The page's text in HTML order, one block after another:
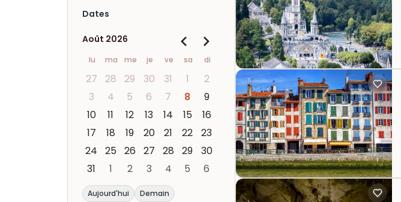
Dates
Août 2026
lu ma me je ve sa di
27 28 29 30 31 1
2
3
4 5 6 7 8
9
10
11 12 13 14 15
16
17
18 19 20 21 22
23
24
25 26 27 28 29
30
31
1 2 3 4 5 6
Aujourd'hui
Demain